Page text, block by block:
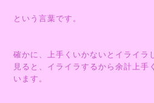
という言葉です。
確かに、上手くいかないとイライラ
見ると、イライラするから余計上手
います。